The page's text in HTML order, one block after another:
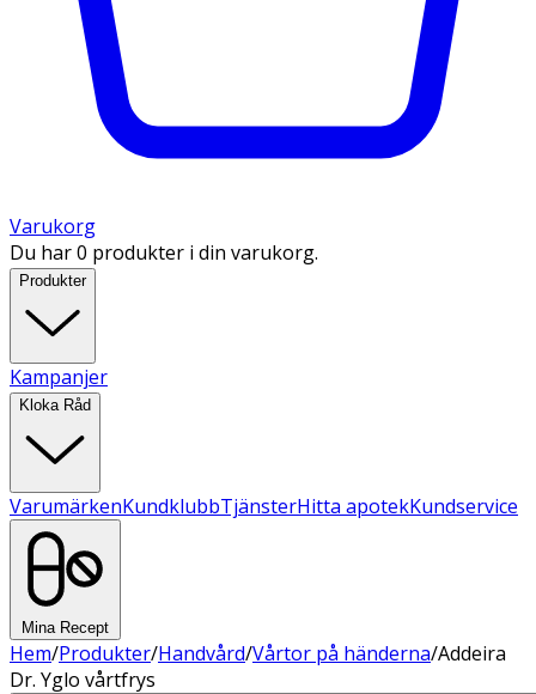
Varukorg
Du har 0 produkter i din varukorg.
Produkter
Kampanjer
Kloka Råd
VarumärkenKundklubbTjänsterHitta apotekKundservice
Mina Recept
Hem/Produkter/Handvård/Vårtor på händerna/Addeira
Dr. Yglo vårtfrys